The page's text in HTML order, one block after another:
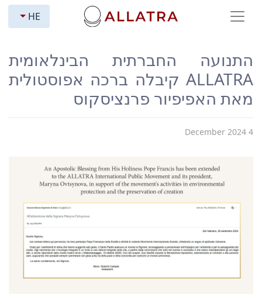
HE
התנועה החברתית הבינלאומית
ALLATRA קיבלה ברכה אפוסטולית
מאת האפיפיור פרנציסקוס
4 December 2024